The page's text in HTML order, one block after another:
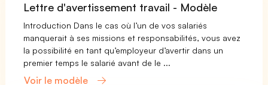
Lettre d'avertissement travail - Modèle
Introduction Dans le cas où l’un de vos salariés
manquerait à ses missions et responsabilités, vous avez
la possibilité en tant qu’employeur d’avertir dans un
premier temps le salarié avant de le ...
Voir le modèle